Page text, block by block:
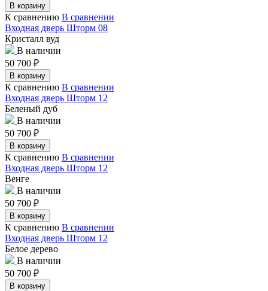
В корзину
К сравнению В сравнении
Входная дверь Шторм 08
Кристалл вуд
В наличии
50 700 ₽
В корзину
К сравнению В сравнении
Входная дверь Шторм 12
Беленый дуб
В наличии
50 700 ₽
В корзину
К сравнению В сравнении
Входная дверь Шторм 12
Венге
В наличии
50 700 ₽
В корзину
К сравнению В сравнении
Входная дверь Шторм 12
Белое дерево
В наличии
50 700 ₽
В корзину